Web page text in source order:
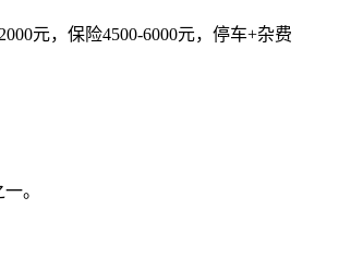
元，保险4500-6000元，停车+杂费
。